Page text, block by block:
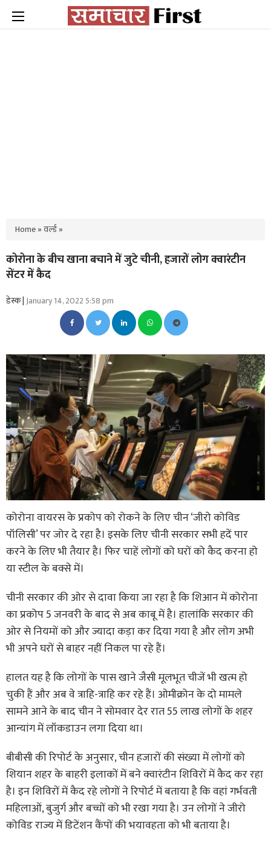
Home»वर्ल्ड»
कोरोना के बीच खाना बचाने में जुटे चीनी, हजारों लोग क्वारंटीन
सेंटर में कैद
डेस्क |January 14, 2022 5:58 pm
कोरोना वायरस के प्रकोप को रोकने के लिए चीन ‘जीरो कोविड
पॉलिसी’ पर जोर दे रहा है। इसके लिए चीनी सरकार सभी हदें पार
करने के लिए भी तैयार है। फिर चाहें लोगों को घरों को कैद करना हो
या स्टील के बक्से में।
चीनी सरकार की ओर से दावा किया जा रहा है कि शिआन में कोरोना
का प्रकोप 5 जनवरी के बाद से अब काबू में है। हालांकि सरकार की
ओर से नियमों को और ज्यादा कड़ा कर दिया गया है और लोग अभी
भी अपने घरों से बाहर नहीं निकल पा रहे हैं।
हालत यह है कि लोगों के पास खाने जैसी मूलभूत चीजें भी खत्म हो
चुकी हैं और अब वे त्राहि-त्राहि कर रहे हैं। ओमीक्रोन के दो मामले
सामने आने के बाद चीन ने सोमवार देर रात 55 लाख लोगों के शहर
आन्यांग में लॉकडाउन लगा दिया था।
बीबीसी की रिपोर्ट के अनुसार, चीन हजारों की संख्या में लोगों को
शियान शहर के बाहरी इलाकों में बने क्वारंटीन शिविरों में कैद कर रहा
है। इन शिविरों में कैद रहे लोगों ने रिपोर्ट में बताया है कि वहां गर्भवती
महिलाओं, बुजुर्ग और बच्चों को भी रखा गया है। उन लोगों ने जीरो
कोविड राज्य में डिटेंशन कैंपों की भयावहता को भी बताया है।